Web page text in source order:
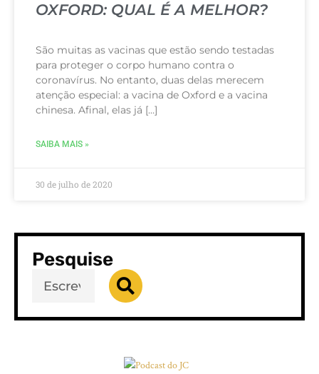
OXFORD: QUAL É A MELHOR?
São muitas as vacinas que estão sendo testadas
para proteger o corpo humano contra o
coronavírus. No entanto, duas delas merecem
atenção especial: a vacina de Oxford e a vacina
chinesa. Afinal, elas já […]
SAIBA MAIS »
30 de julho de 2020
Pesquise